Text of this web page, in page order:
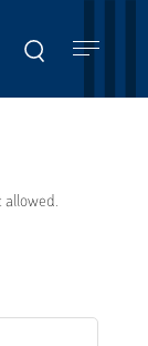
ulteriori
allowed.